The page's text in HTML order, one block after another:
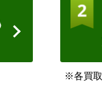
※各買取